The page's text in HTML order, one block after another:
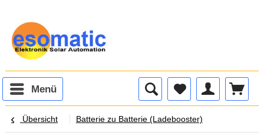
Menü
Übersicht Batterie zu Batterie (Ladebooster)